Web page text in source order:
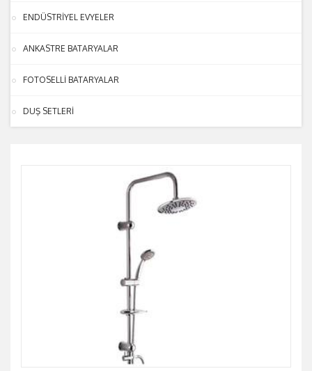
ENDÜSTRİYEL EVYELER
ANKASTRE BATARYALAR
FOTOSELLİ BATARYALAR
DUŞ SETLERİ